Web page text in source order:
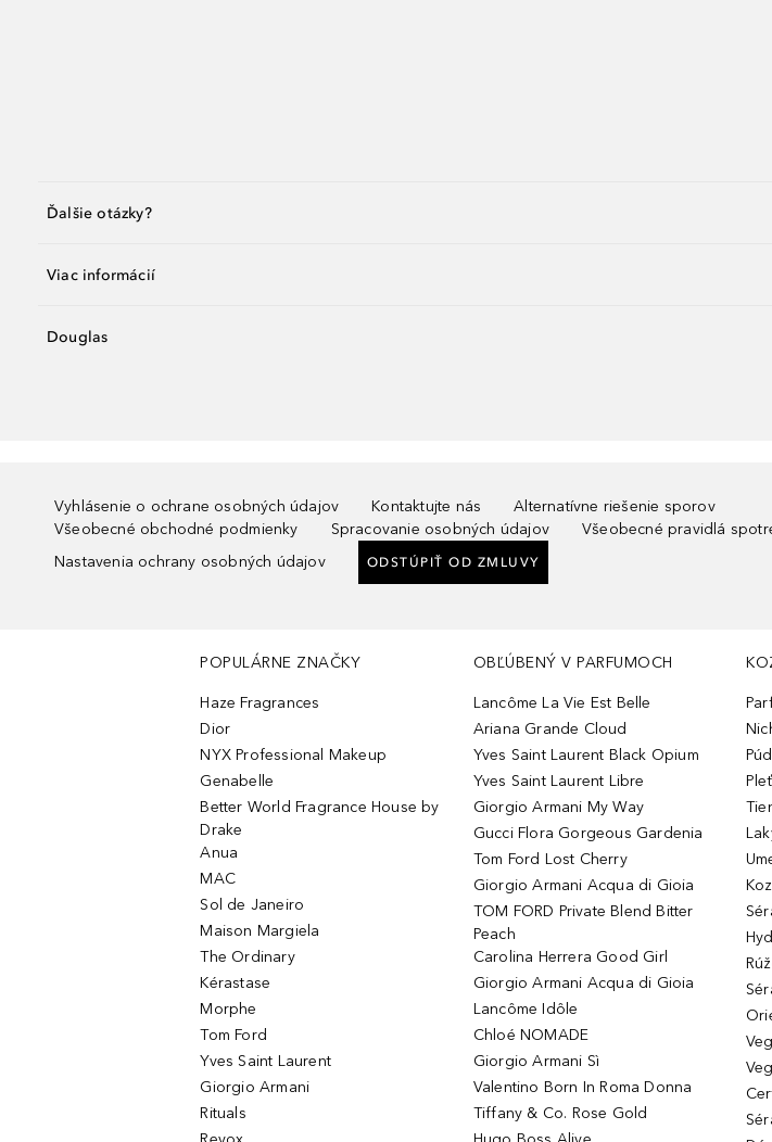
Ďalšie otázky?
Viac informácií
Douglas
Vyhlásenie o ochrane osobných údajov Kontaktujte nás
Alternatívne riešenie sporov
Všeobecné obchodné podmienky
Spracovanie osobných údajov
Všeobecné pravidlá
Nastavenia ochrany osobných údajov
ODSTÚPIŤ OD ZMLUVY
POPULÁRNE ZNAČKY
Haze Fragrances
Dior
NYX Professional Makeup
Genabelle
Better World Fragrance House by
Drake
Anua
MAC
Sol de Janeiro
Maison Margiela
The Ordinary
Kérastase
Morphe
Tom Ford
Yves Saint Laurent
Giorgio Armani
Rituals
OBĽÚBENÝ V PARFUMOCH
Lancôme La Vie Est Belle
Ariana Grande Cloud
Yves Saint Laurent Black Opium
Yves Saint Laurent Libre
Giorgio Armani My Way
Gucci Flora Gorgeous Gardenia
Tom Ford Lost Cherry
Giorgio Armani Acqua di Gioia
TOM FORD Private Blend Bitter
Peach
Carolina Herrera Good Girl
Giorgio Armani Acqua di Gioia
Lancôme Idôle
Chloé NOMADE
Giorgio Armani Sì
Valentino Born In Roma Donna
Tiffany & Co. Rose Gold